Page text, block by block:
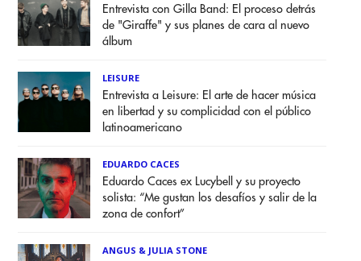
Entrevista con Gilla Band: El proceso detrás
de "Giraffe" y sus planes de cara al nuevo
álbum
LEISURE
Entrevista a Leisure: El arte de hacer música
en libertad y su complicidad con el público
latinoamericano
EDUARDO CACES
Eduardo Caces ex Lucybell y su proyecto
solista: “Me gustan los desafíos y salir de la
zona de confort”
ANGUS & JULIA STONE